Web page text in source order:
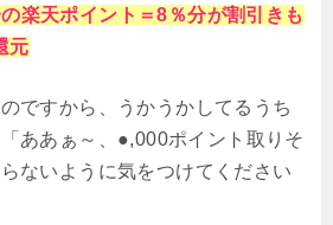
楽天ポイント＝8％分が割引きも
元
ですから、うかうかしてるうち
ああぁ～、●,000ポイント取りそ
ないように気をつけてください